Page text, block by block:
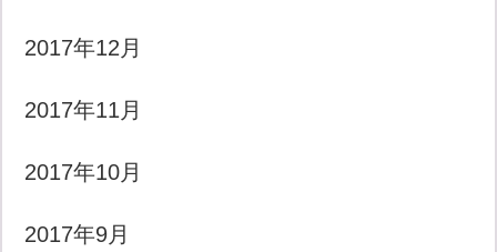
2017年12月
2017年11月
2017年10月
2017年9月